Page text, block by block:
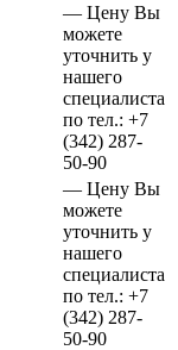
— Цену Вы
можете
уточнить у
нашего
специалиста
по тел.: +7
(342) 287-
50-90
— Цену Вы
можете
уточнить у
нашего
специалиста
по тел.: +7
(342) 287-
50-90